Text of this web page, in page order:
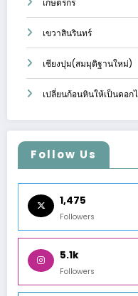
เกษตรกร
เขวาสินรินทร์
เชียงปุม(สมมุติฐานใหม่)
เปลี่ยนก้อนหินให้เป็นดอก
Follow Us
1,475
Followers
5.1k
Followers